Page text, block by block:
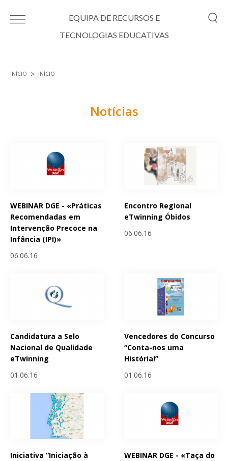
EQUIPA DE RECURSOS E
TECNOLOGIAS EDUCATIVAS
INÍCIO INÍCIO
Notícias
WEBINAR DGE - «Práticas
Recomendadas em
Intervenção Precoce na
Infância (IPI)»
06.06.16
Encontro Regional
eTwinning Óbidos
06.06.16
Candidatura a Selo
Nacional de Qualidade
eTwinning
01.06.16
Vencedores do Concurso
“Conta-nos uma
História!”
01.06.16
Iniciativa “Iniciação à
WEBINAR DGE - «Taça do
Páginas